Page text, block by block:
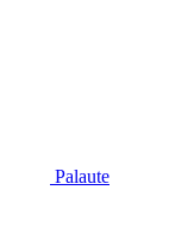
Palaute